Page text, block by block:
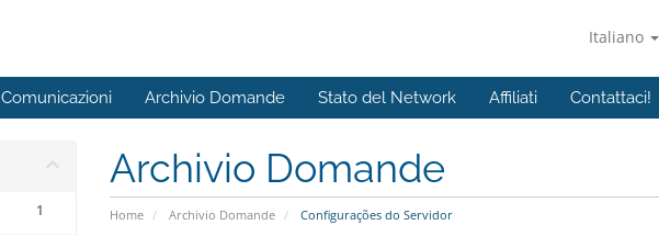
Italiano
Comunicazioni Archivio Domande Stato del Network Affiliati Contattaci!
Archivio Domande
Home Archivio Domande Configurações do Servidor
1